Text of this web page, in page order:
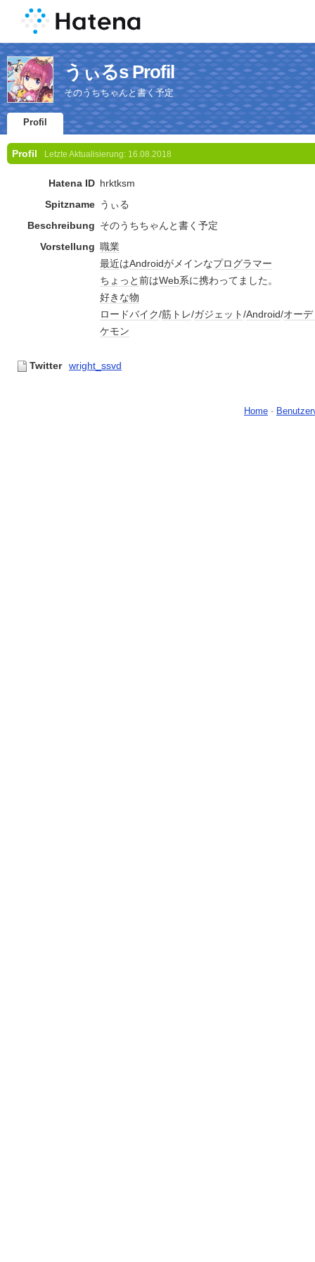
うぃるs Profil
そのうちちゃんと書く予定
Profil
Profil Letzte Aktualisierung: 16.08.2018
Hatena ID hrktksm
Spitzname うぃる
Beschreibung そのうちちゃんと書く予定
Vorstellung 職業
最近はAndroidがメインなプログラマー
ちょっと前はWeb系に携わってました。
好きな物
ロードバイク/筋トレ/ガジェット/Android/オー
ケモン
Twitter wright_ssvd
Home -